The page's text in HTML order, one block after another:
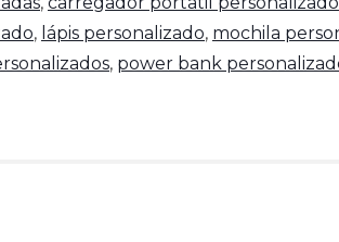
, lápis personalizado, mochila
, power bank